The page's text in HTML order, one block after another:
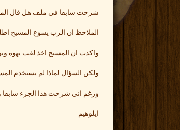
شرحت سابقا في ملف هل قال
الملاحظ ان الرب يسوع المسيح
واكدت ان المسيح اخذ لقب يهوه
ولكن السؤال لماذا لم يستخدم
ورغم اني شرحت هذا الجزء
ايلوهيم